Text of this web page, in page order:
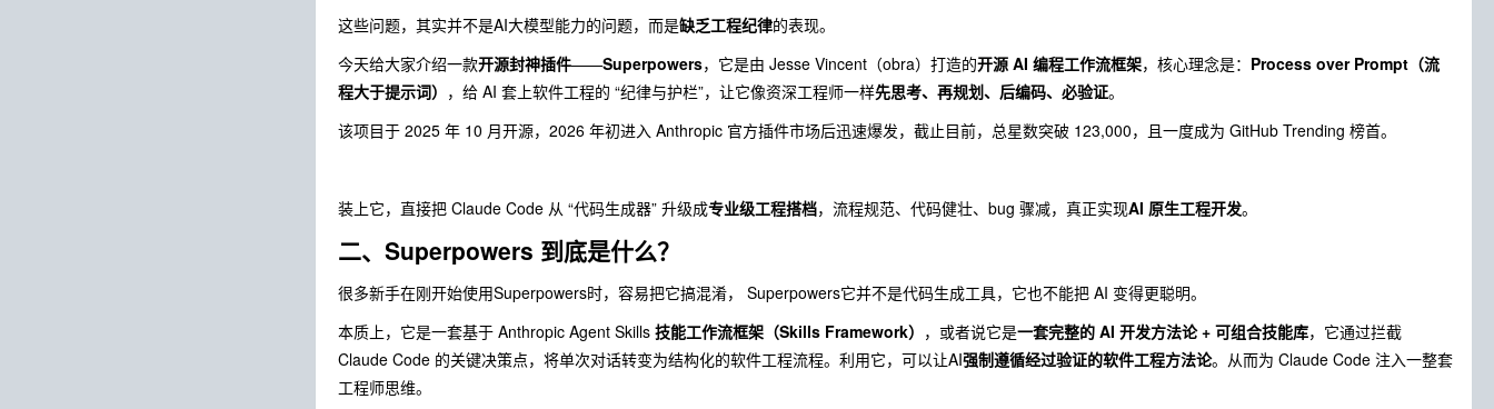
这些问题，其实并不是AI大模型能力的问题，而是缺乏工程纪律的表现。
今天给大家介绍一款开源封神插件——Superpowers，它是由 Jesse Vincent（obra）打造的开源 AI 编程工作流框架，核心理念是： Process over Prompt（流
程大于提示词） ，给 AI 套上软件工程的 “纪律与护栏”，让它像资深工程师一样先思考、再规划、后编码、必验证。
该项目于 2025 年 10 月开源，2026 年初进入 Anthropic 官方插件市场后迅速爆发，截止目前，总星数突破 123,000，且一度成为 GitHub Trending 榜首。
装上它，直接把 Claude Code 从 “代码生成器” 升级成专业级工程搭档，流程规范、代码健壮、bug 骤减，真正实现AI 原生工程开发。
二、Superpowers 到底是什么？
很多新手在刚开始使用Superpowers时，容易把它搞混淆， Superpowers它并不是代码生成工具，它也不能把 AI 变得更聪明。
本质上，它是一套基于 Anthropic Agent Skills 技能工作流框架（Skills Framework） ，或者说它是一套完整的 AI 开发方法论 + 可组合技能库，它通过拦截
Claude Code 的关键决策点，将单次对话转变为结构化的软件工程流程。利用它，可以让AI强制遵循经过验证的软件工程方法论。从而为 Claude Code 注入一整套
工程师思维。